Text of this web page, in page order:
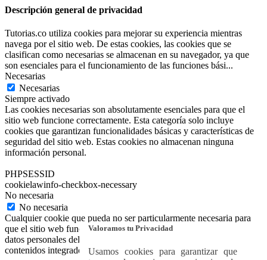
Valoramos tu Privacidad
Usamos cookies para garantizar que
Descripción general de privacidad
Tutorias.co utiliza cookies para mejorar su experiencia mientras
navega por el sitio web. De estas cookies, las cookies que se
clasifican como necesarias se almacenan en su navegador, ya que
son esenciales para el funcionamiento de las funciones bási...
Necesarias
Necesarias
Siempre activado
Las cookies necesarias son absolutamente esenciales para que el
sitio web funcione correctamente. Esta categoría solo incluye
cookies que garantizan funcionalidades básicas y características de
seguridad del sitio web. Estas cookies no almacenan ninguna
información personal.
PHPSESSID
cookielawinfo-checkbox-necessary
No necesaria
No necesaria
Cualquier cookie que pueda no ser particularmente necesaria para
que el sitio web funcione y se utilice específicamente para recopilar
datos personales del usuario a través de análisis, anuncios y otros
contenidos integrados se denomina cookie no necesaria.